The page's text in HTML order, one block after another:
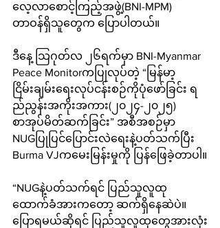
လေ့လာစောင့်ကြည့်အဖွဲ့(BNI-MPM)
တာဝန်ရှိသူတွေက ပြောပါတယ်။
ဒီနေ့ သြဂုတ်လ ၂၆ရက်မှာ BNI-Myanmar
Peace Monitorကပြုလုပ်တဲ့ “မြန်မာ့
ငြိမ်းချမ်းရေးလုပ်ငန်းစဉ်ကိုပုံဖော်ခြင်း ရ
ည်ညွန်းအကိုးအကား(၂၀၂၄-၂၀၂၅)
စာအုပ်မိတ်ဆက်ခြင်း” အစီအစဉ်မှာ
NUGပြုပြင်ပြောင်းလဲရေးနဲ့ပတ်သက်ပြီး
Burma VJကမေးမြန်းမှုကို ပြန်ဖြေခဲ့တာပါ။
“NUGနဲ့ပတ်သက်ရင် ပြည်သူလူထု
ထောက်ခံအားကတော့ ဆက်ရှိနေဆဲပဲ။
ပြောရမယ်ဆိုရင် ပြည်သူလူထုတွေအားလုံး